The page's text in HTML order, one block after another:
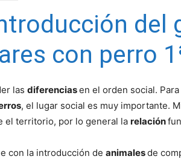
del
con perro
las diferenciasen el orden social.
, el lugar social es muy importante.
el territorio, por lo general la relación
con la introducción de animalesde